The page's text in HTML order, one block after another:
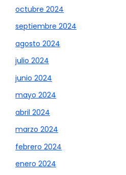
octubre 2024
septiembre 2024
agosto 2024
julio 2024
junio 2024
mayo 2024
abril 2024
marzo 2024
febrero 2024
enero 2024